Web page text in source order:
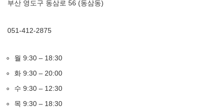
부산 영도구 동삼로 56 (동삼동)
051-412-2875
월 9:30 – 18:30
화 9:30 – 20:00
수 9:30 – 12:30
목 9:30 – 18:30